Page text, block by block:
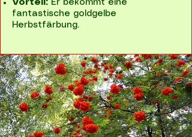
Vorteil: Er bekommt eine
fantastische goldgelbe
Herbstfärbung.